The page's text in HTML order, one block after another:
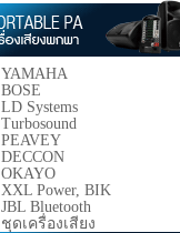
YAMAHA
BOSE
LD Systems
Turbosound
PEAVEY
DECCON
OKAYO
XXL Power, BIK
JBL Bluetooth
ชุดเครื่องเสียง